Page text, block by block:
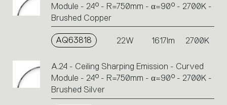
Module - 24° - R=750mm - α=90° - 2700K -
Brushed Copper
AQ63818 22W 1617lm 2700K
A.24 - Ceiling Sharping Emission - Curved
Module - 24° - R=750mm - α=90° - 2700K -
Brushed Silver